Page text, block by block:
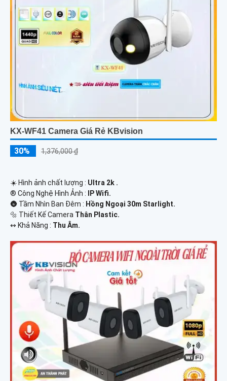
KX-WF41 Camera Giá Rẻ KBvision
30% 1,376,000 ₫
☀️ Hình ảnh chất lượng : Ultra 2k .
®️ Công Nghệ Hình Ảnh :
IP Wifi.
🌚 Tầm Nhìn Ban Đêm : Hồng Ngoại 30m Starlight.
🔩 Thiết Kế Camera Thân Plastic.
️↭ Khả Năng : Thu Âm.